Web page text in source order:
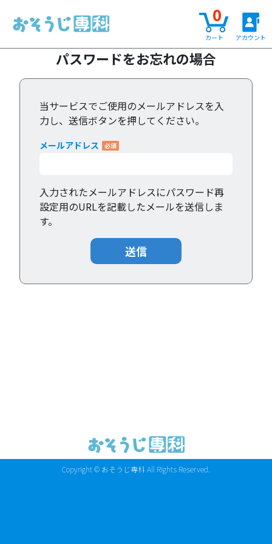
0
カート アカウント
パスワードをお忘れの場合
当サービスでご使用のメールアドレスを入
力し、送信ボタンを押してください。
メールアドレス
入力されたメールアドレスにパスワード再
設定用のURLを記載したメールを送信しま
す。
送信
Copyright © おそうじ専科All Rights Reserved.